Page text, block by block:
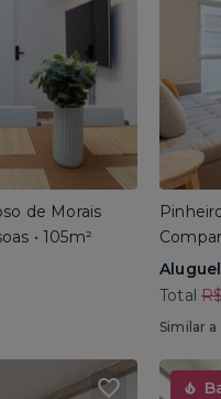
de Morais
• 105m²
Total
Similar a